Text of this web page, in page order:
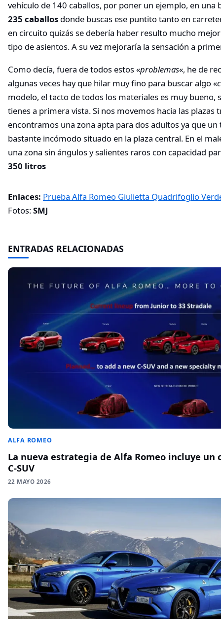
vehículo de 140 caballos, por poner un ejemplo, en una
235 caballos donde buscas ese puntito tanto en
en circuito quizás se debería haber resulto mucho
tipo de asientos. A su vez mejoraría la sensación a
Como decía, fuera de todos estos «problemas«, he de
algunas veces hay que hilar muy fino para buscar algo «
modelo, el tacto de todos los materiales es muy bueno,
tienes a primera vista. Si nos movemos hacia las plazas
encontramos una zona apta para dos adultos ya que
bastante incómodo situado en la plaza central. En el
una zona sin ángulos y salientes raros con capacidad
350 litros
Enlaces: Prueba Alfa Romeo Giulietta Quadrifoglio
Fotos:SMJ
ENTRADAS RELACIONADAS
ALFA ROMEO
La nueva estrategia de Alfa Romeo incluye un
C-SUV
22 MAYO 2026